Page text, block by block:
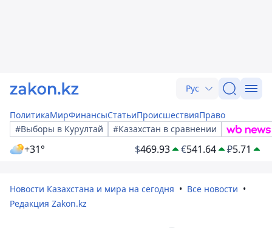
Рус
ПолитикаМирФинансыСтатьиПроисшествияПраво
#Выборы в Курултай
#Казахстан в сравнении
+31° $469.93 €541.64 ₽5.71
Новости Казахстана и мира на сегодня
Все новости
Редакция Zakon.kz